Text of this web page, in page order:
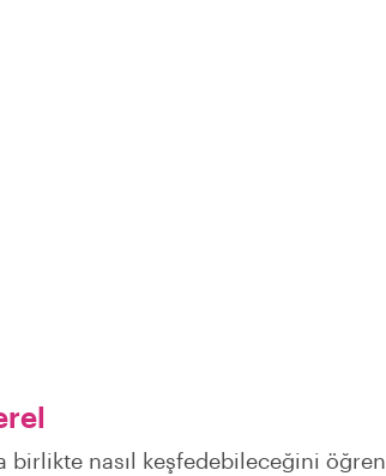
nasıl keşfedebileceğini öğren